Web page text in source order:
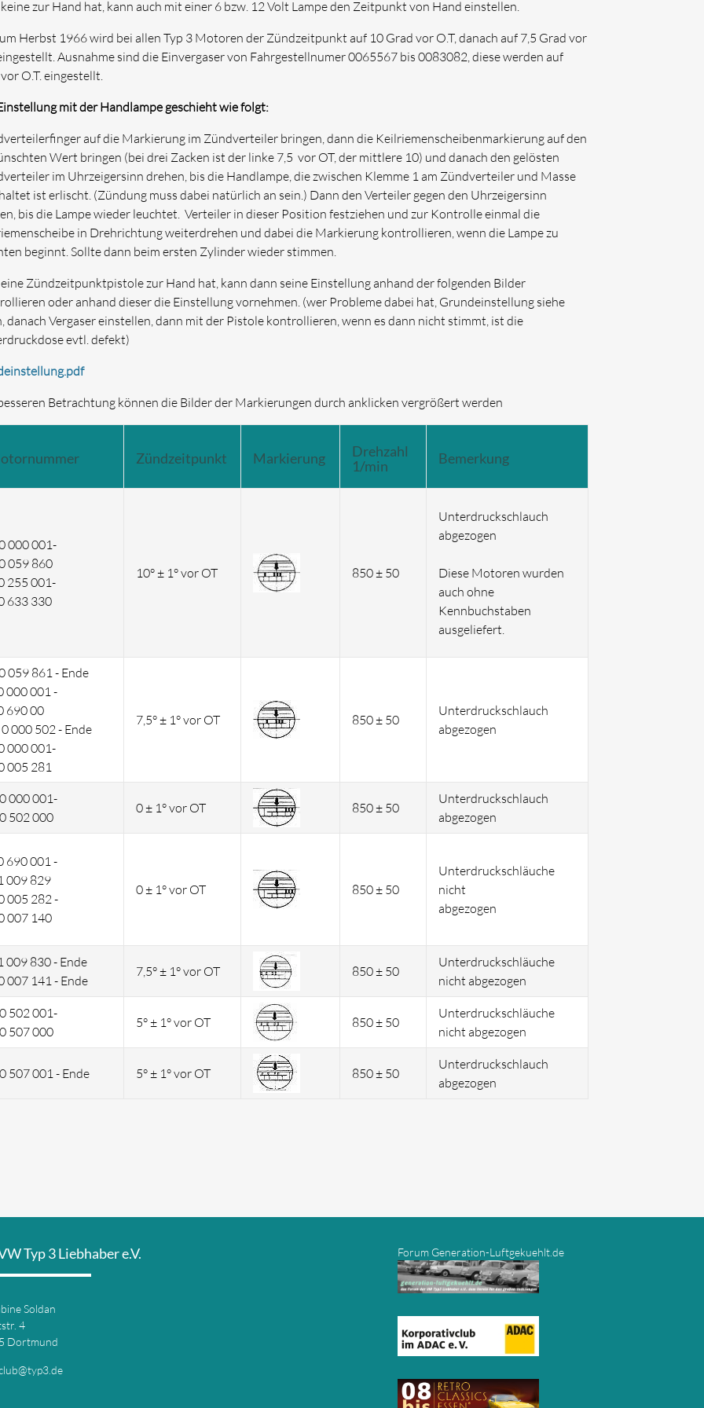
zur Hand hat, kann auch mit einer 6 bzw. 12 Volt Lampe den Zeitpunkt von Hand einstellen.
Herbst 1966 wird bei allen Typ 3 Motoren der Zündzeitpunkt auf 10 Grad vor O.T, danach auf 7,5 Grad vor
Ausnahme sind die Einvergaser von Fahrgestellnumer 0065567 bis 0083082, diese werden auf
O.T. eingestellt.
mit der Handlampe geschieht wie folgt:
auf die Markierung im Zündverteiler bringen, dann die Keilriemenscheibenmarkierung auf den
Wert bringen (bei drei Zacken ist der linke 7,5 vor OT, der mittlere 10) und danach den gelösten
im Uhrzeigersinn drehen, bis die Handlampe, die zwischen Klemme 1 am Zündverteiler und Masse
ist erlischt. (Zündung muss dabei natürlich an sein.) Dann den Verteiler gegen den Uhrzeigersinn
bis die Lampe wieder leuchtet. Verteiler in dieser Position festziehen und zur Kontrolle einmal die
in Drehrichtung weiterdrehen und dabei die Markierung kontrollieren, wenn die Lampe zu
beginnt. Sollte dann beim ersten Zylinder wieder stimmen.
Zündzeitpunktpistole zur Hand hat, kann dann seine Einstellung anhand der folgenden Bilder
oder anhand dieser die Einstellung vornehmen. (wer Probleme dabei hat, Grundeinstellung siehe
danach Vergaser einstellen, dann mit der Pistole kontrollieren, wenn es dann nicht stimmt, ist die
evtl. defekt)
Betrachtung können die Bilder der Markierungen durch anklicken vergrößert werden
Zündzeitpunkt Markierung
Drehzahl
1/min
Bemerkung
000 001-
059 860
255 001-
633 330
10° ± 1° vor OT 850 ± 50
Unterdruckschlauch
abgezogen
Diese Motoren wurden
auch ohne
Kennbuchstaben
ausgeliefert.
059 861 - Ende
000 001 -
690 00
000 502 - Ende
000 001-
005 281
7,5° ± 1° vor OT 850 ± 50
Unterdruckschlauch
abgezogen
000 001-
502 000
0 ± 1° vor OT 850 ± 50
Unterdruckschlauch
abgezogen
690 001 -
009 829
005 282 -
007 140
0 ± 1° vor OT 850 ± 50
Unterdruckschläuche
nicht
abgezogen
009 830 - Ende
007 141 - Ende
7,5° ± 1° vor OT 850 ± 50
Unterdruckschläuche
nicht abgezogen
502 001-
507 000
5° ± 1° vor OT 850 ± 50
Unterdruckschläuche
nicht abgezogen
507 001 - Ende 5° ± 1° vor OT 850 ± 50
Unterdruckschlauch
abgezogen
Typ 3 Liebhaber e.V.
Soldan
4
Dortmund
Forum Generation-Luftgekuehlt.de